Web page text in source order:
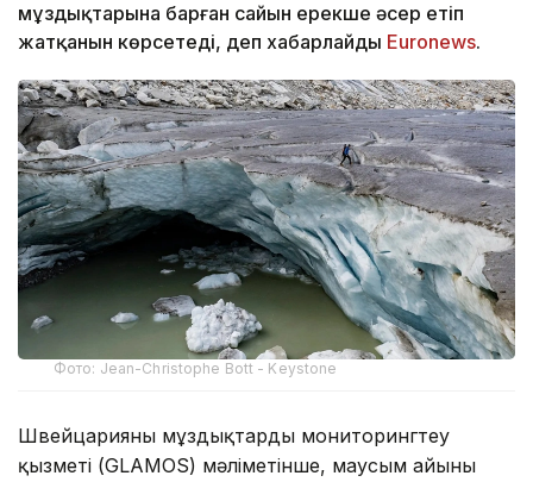
мұздықтарына барған сайын ерекше әсер етіп
жатқанын көрсетеді, деп хабарлайды Еuronews.
Фото: Jean-Christophe Bott - Keystone
Швейцарияның мұздықтарды мониторингтеу
қызметі (GLAMOS) мәліметінше, маусым айының